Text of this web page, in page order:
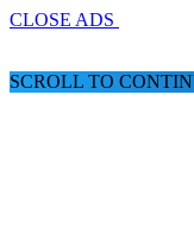
CLOSE ADS
SCROLL TO